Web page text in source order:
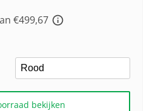
€499,67
bekijken